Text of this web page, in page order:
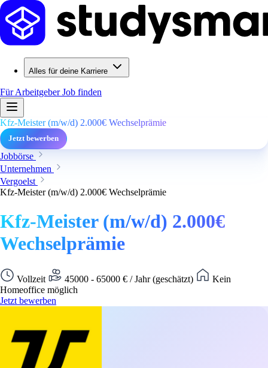
Alles für deine Karriere
Für ArbeitgeberJob finden
Kfz-Meister (m/w/d) 2.000€ Wechselprämie
Jetzt bewerben
Jobbörse
Unternehmen
Vergoelst
Kfz-Meister (m/w/d) 2.000€ Wechselprämie
Kfz-Meister (m/w/d) 2.000€
Wechselprämie
Vollzeit 45000 - 65000 € / Jahr (geschätzt)
Kein
Homeoffice möglich
Jetzt bewerben